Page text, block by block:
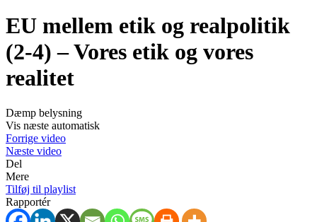
EU mellem etik og realpolitik
(2-4) – Vores etik og vores
realitet
Dæmp belysning
Vis næste automatisk
Forrige video
Næste video
Del
Mere
Tilføj til playlist
Rapportér